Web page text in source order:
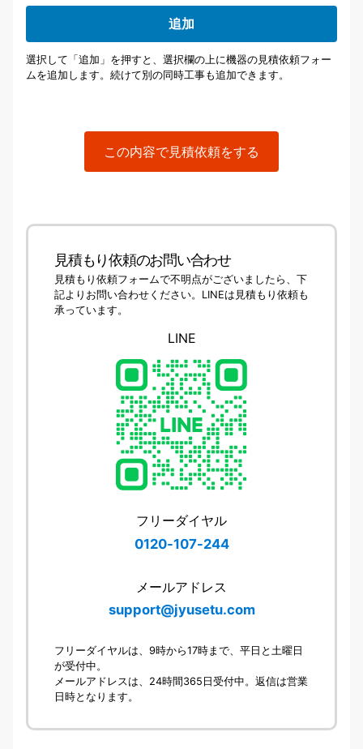
見積もり依頼のお問い合わせ
見積もり依頼フォームで不明点がございましたら、下
記よりお問い合わせください。LINEは見積もり依頼も
承っています。
LINE
フリーダイヤル
0120-107-244
メールアドレス
support@jyusetu.com
フリーダイヤルは、9時から17時まで、平日と土曜日
が受付中。
メールアドレスは、24時間365日受付中。返信は営業
日時となります。
追加
選択して「追加」を押すと、選択欄の上に機器の見積依頼フォー
ムを追加します。続けて別の同時工事も追加できます。
この内容で見積依頼をする